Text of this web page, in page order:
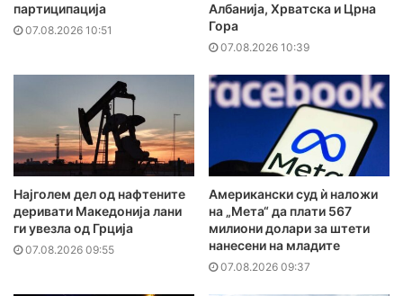
партиципација
07.08.2026 10:51
Албанија, Хрватска и Црна
Гора
07.08.2026 10:39
Најголем дел од нафтените
деривати Македонија лани
ги увезла од Грција
07.08.2026 09:55
Американски суд ѝ наложи
на „Мета“ да плати 567
милиони долари за штети
нанесени на младите
07.08.2026 09:37